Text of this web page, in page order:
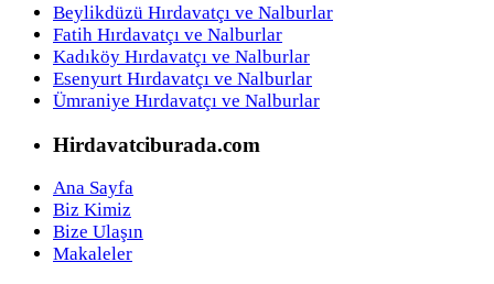
Beylikdüzü Hırdavatçı ve Nalburlar
Fatih Hırdavatçı ve Nalburlar
Kadıköy Hırdavatçı ve Nalburlar
Esenyurt Hırdavatçı ve Nalburlar
Ümraniye Hırdavatçı ve Nalburlar
Hirdavatciburada.com
Ana Sayfa
Biz Kimiz
Bize Ulaşın
Makaleler